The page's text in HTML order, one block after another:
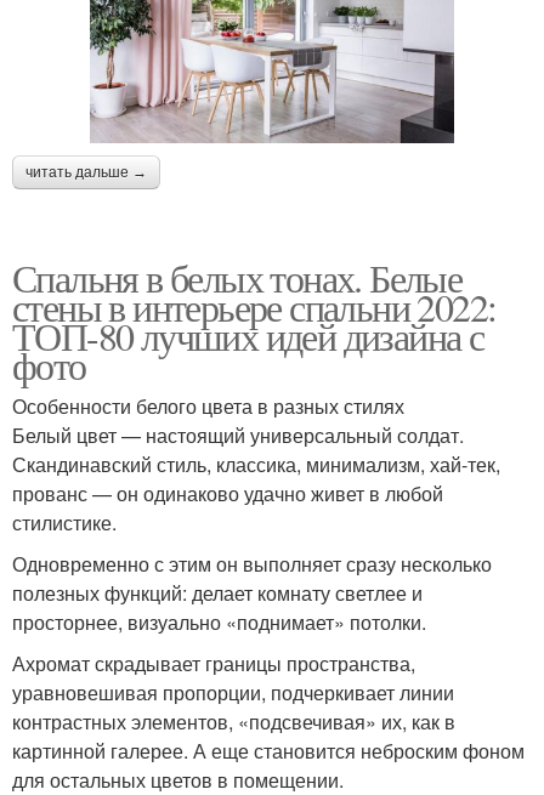
читать дальше →
Спальня в белых тонах. Белые
стены в интерьере спальни 2022:
ТОП-80 лучших идей дизайна с
фото
Особенности белого цвета в разных стилях
Белый цвет — настоящий универсальный солдат.
Скандинавский стиль, классика, минимализм, хай-тек,
прованс — он одинаково удачно живет в любой
стилистике.
Одновременно с этим он выполняет сразу несколько
полезных функций: делает комнату светлее и
просторнее, визуально «поднимает» потолки.
Ахромат скрадывает границы пространства,
уравновешивая пропорции, подчеркивает линии
контрастных элементов, «подсвечивая» их, как в
картинной галерее. А еще становится неброским фоном
для остальных цветов в помещении.